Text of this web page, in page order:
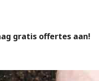
gratis offertes aan!